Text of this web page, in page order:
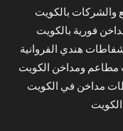
والشركات بالكويت
فورية بالكويت
هندي الفروانية
ومداخن الكويت
مداخن في الكويت